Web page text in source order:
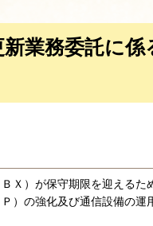
業務委託に
Ｘ）が保守期限を迎えるた
）の強化及び通信設備の